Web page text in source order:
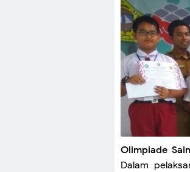
Olimpiade
Dalam